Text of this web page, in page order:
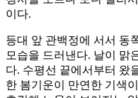
이다.
등대 앞 관백정에 서서 동
모습을 드러낸다. 날이 맑
다. 수평선 끝에서부터 왔
한 봄기운이 만연한 기색